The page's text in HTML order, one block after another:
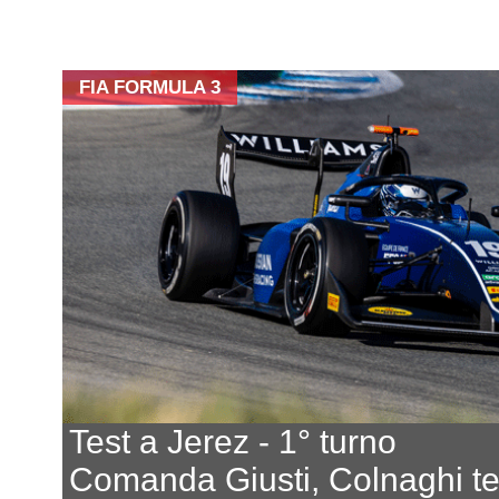
FIA FORMULA 3
Test a Jerez - 1° turno
Comanda Giusti, Colnaghi